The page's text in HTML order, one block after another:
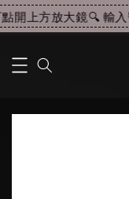
開上方放大鏡🔍 輸入